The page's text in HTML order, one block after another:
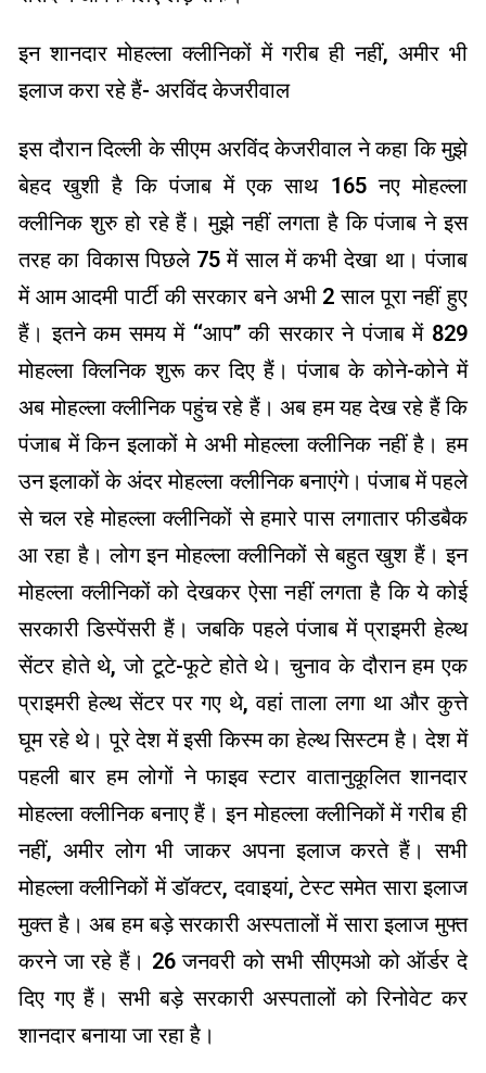
इन शानदार मोहल्ला क्लीनिकों में गरीब ही नहीं, अमीर भी
इलाज करा रहे हैं- अरविंद केजरीवाल
इस दौरान दिल्ली के सीएम अरविंद केजरीवाल ने कहा कि मुझे
बेहद खुशी है कि पंजाब में एक साथ 165 नए मोहल्ला
क्लीनिक शुरु हो रहे हैं। मुझे नहीं लगता है कि पंजाब ने इस
तरह का विकास पिछले 75 में साल में कभी देखा था। पंजाब
में आम आदमी पार्टी की सरकार बने अभी 2 साल पूरा नहीं हुए
हैं। इतने कम समय में ‘‘आप’’ की सरकार ने पंजाब में 829
मोहल्ला क्लिनिक शुरू कर दिए हैं। पंजाब के कोने-कोने में
अब मोहल्ला क्लीनिक पहुंच रहे हैं। अब हम यह देख रहे हैं कि
पंजाब में किन इलाकों मे अभी मोहल्ला क्लीनिक नहीं है। हम
उन इलाकों के अंदर मोहल्ला क्लीनिक बनाएंगे। पंजाब में पहले
से चल रहे मोहल्ला क्लीनिकों से हमारे पास लगातार फीडबैक
आ रहा है। लोग इन मोहल्ला क्लीनिकों से बहुत खुश हैं। इन
मोहल्ला क्लीनिकों को देखकर ऐसा नहीं लगता है कि ये कोई
सरकारी डिस्पेंसरी हैं। जबकि पहले पंजाब में प्राइमरी हेल्थ
सेंटर होते थे, जो टूटे-फूटे होते थे। चुनाव के दौरान हम एक
प्राइमरी हेल्थ सेंटर पर गए थे, वहां ताला लगा था और कुत्ते
घूम रहे थे। पूरे देश में इसी किस्म का हेल्थ सिस्टम है। देश में
पहली बार हम लोगों ने फाइव स्टार वातानुकूलित शानदार
मोहल्ला क्लीनिक बनाए हैं। इन मोहल्ला क्लीनिकों में गरीब ही
नहीं, अमीर लोग भी जाकर अपना इलाज करते हैं। सभी
मोहल्ला क्लीनिकों में डॉक्टर, दवाइयां, टेस्ट समेत सारा इलाज
मुक्त है। अब हम बड़े सरकारी अस्पतालों में सारा इलाज मुफ्त
करने जा रहे हैं। 26 जनवरी को सभी सीएमओ को ऑर्डर दे
दिए गए हैं। सभी बड़े सरकारी अस्पतालों को रिनोवेट कर
शानदार बनाया जा रहा है।